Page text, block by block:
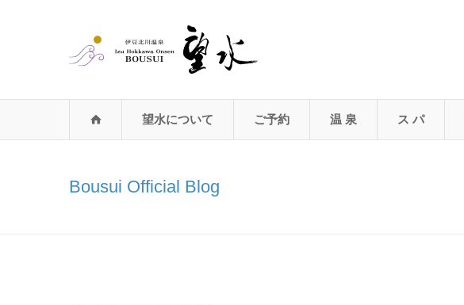
望水について ご予約 温 泉 ス パ
Bousui Official Blog